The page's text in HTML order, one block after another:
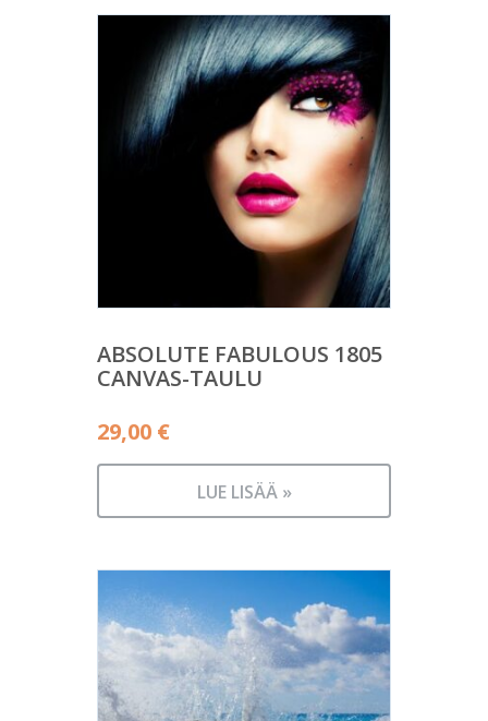
ABSOLUTE FABULOUS 1805
CANVAS-TAULU
29,00 €
LUE LISÄÄ »